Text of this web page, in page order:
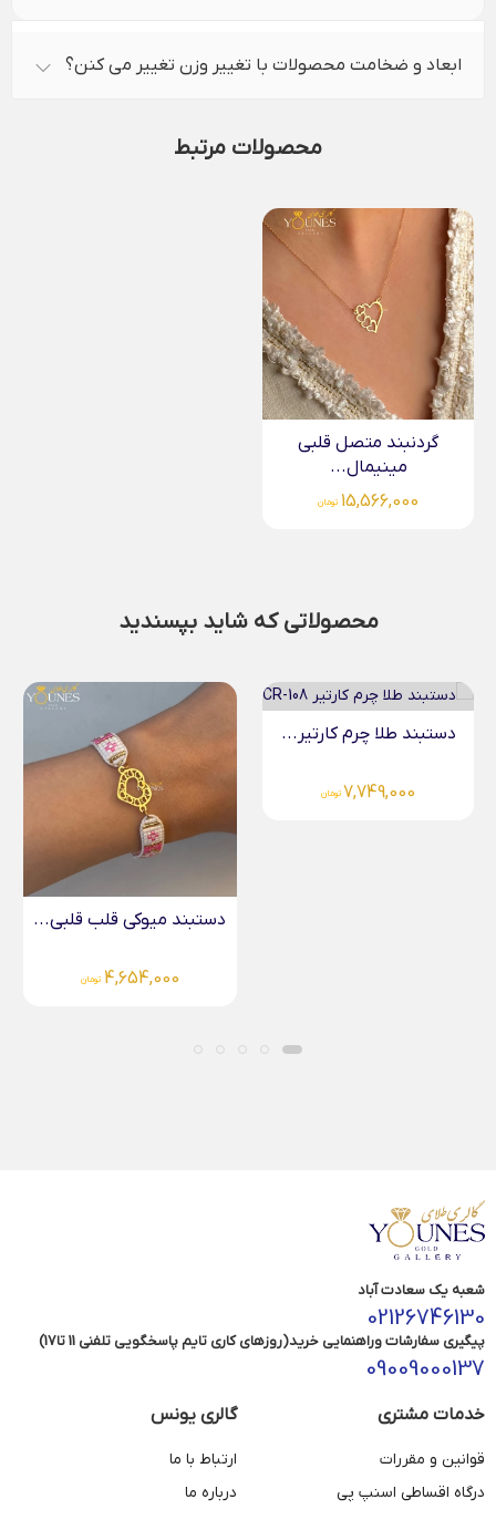
ابعاد و ضخامت محصولات با تغییر وزن تغییر می کنن؟
محصولات مرتبط
گردنبند متصل قلبی
مینیمال...
15,566,000 تومان
محصولاتی که شاید بپسندید
آویز طلا حکاکی کلید...
4,267,000
شعبه یک سعادت آباد
02126746130
پیگیری سفارشات وراهنمایی خرید(روزهای کاری تایم پاسخگویی تلفنی 11 تا17)
09009000137
خدمات مشتری
قوانین و مقررات
درگاه اقساطی اسنپ پی
گالری یونس
ارتباط با ما
درباره ما